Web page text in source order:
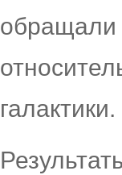
обращали
галактики.